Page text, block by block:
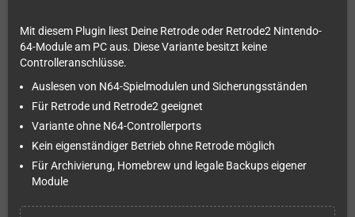
Mit diesem Plugin liest Deine Retrode oder Retrode2 Nintendo-
64-Module am PC aus. Diese Variante besitzt keine
Controlleranschlüsse.
Auslesen von N64-Spielmodulen und Sicherungsständen
Für Retrode und Retrode2 geeignet
Variante ohne N64-Controllerports
Kein eigenständiger Betrieb ohne Retrode möglich
Für Archivierung, Homebrew und legale Backups eigener
Module